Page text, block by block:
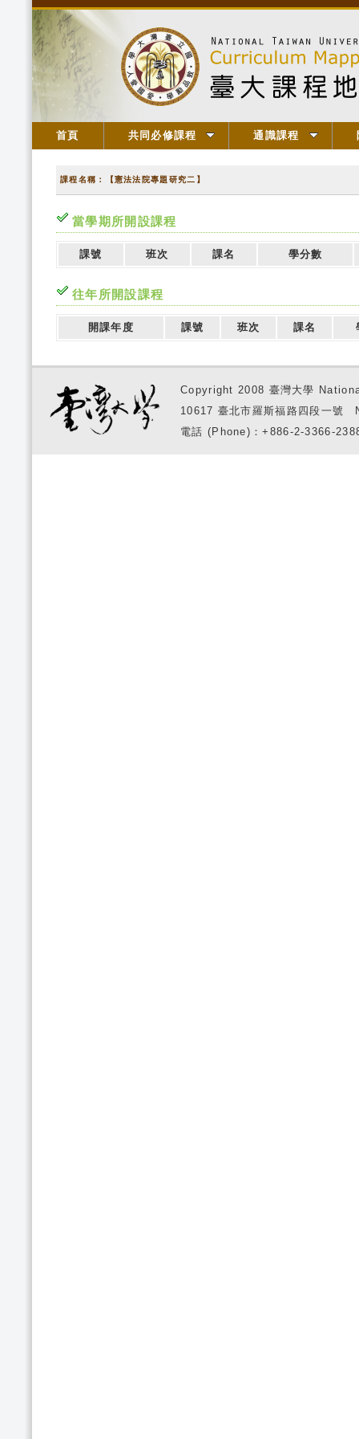
首頁 共同必修課程 通識課程
課程名稱：【憲法法院專題研究二】
當學期所開設課程
課號 班次 課名 學分數
往年所開設課程
開課年度 課號 班次 課名
Copyright 2008 臺灣大學
10617 臺北市羅斯福路四段一
電話 (Phone)：+886-2-3366-